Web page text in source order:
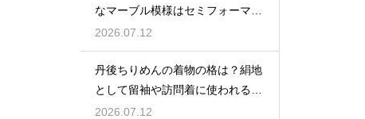
なマーブル模様はセミフォーマル
な装いにも映える
2026.07.12
丹後ちりめんの着物の格は？絹地
として留袖や訪問着に使われる高
級素材
2026.07.12